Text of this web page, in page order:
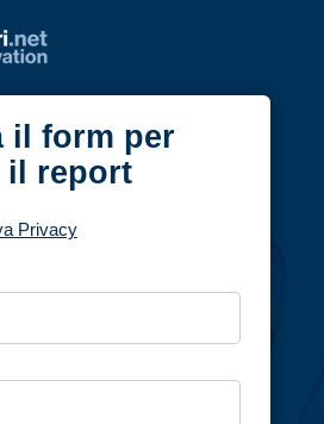
il form per
il report
Privacy